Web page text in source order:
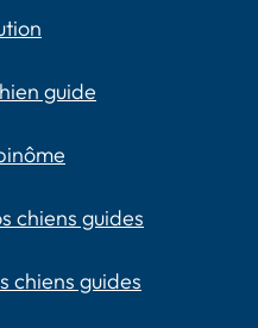
guide
chiens guides
chiens guides